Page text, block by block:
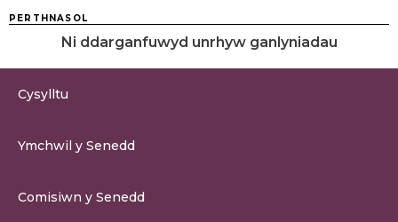
PERTHNASOL
Ni ddarganfuwyd unrhyw ganlyniadau
Cysylltu
Cysylltu â Senedd Cymru
Ymchwil y Senedd
Comisiwn y Senedd